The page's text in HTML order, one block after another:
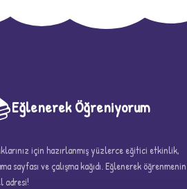
5
Eğlenerek Öğreniyorum
için hazırlanmış yüzlerce eğitici etkinlik,
sayfası ve çalışma kağıdı. Eğlenerek
adresi!